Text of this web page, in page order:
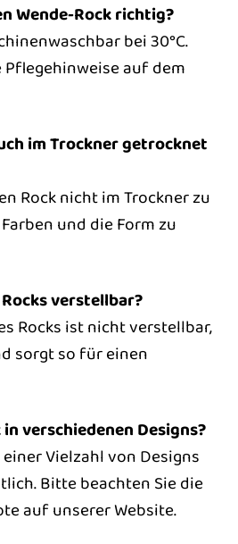
Wende-Rock richtig?
bei 30°C.
auf dem
im Trockner getrocknet
Rock nicht im Trockner zu
und die Form zu
verstellbar?
Rocks ist nicht verstellbar,
sorgt so für einen
verschiedenen Designs?
Vielzahl von Designs
Bitte beachten Sie die
auf unserer Website.